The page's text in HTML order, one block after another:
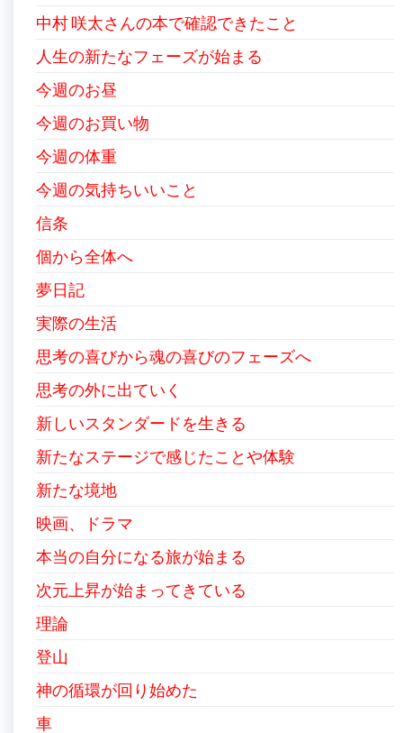
中村 咲太さんの本で確認できたこと
人生の新たなフェーズが始まる
今週のお昼
今週のお買い物
今週の体重
今週の気持ちいいこと
信条
個から全体へ
夢日記
実際の生活
思考の喜びから魂の喜びのフェーズへ
思考の外に出ていく
新しいスタンダードを生きる
新たなステージで感じたことや体験
新たな境地
映画、ドラマ
本当の自分になる旅が始まる
次元上昇が始まってきている
理論
登山
神の循環が回り始めた
車